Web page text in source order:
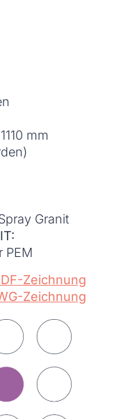
mm
Granit
PEM
Zeichnung
Zeichnung